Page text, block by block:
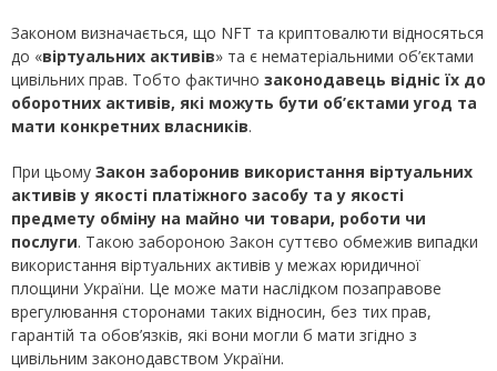
Законом визначається, що NFT та криптовалюти відносяться
до «віртуальних активів» та є нематеріальними об’єктами
цивільних прав. Тобто фактично законодавець відніс їх до
оборотних активів, які можуть бути об’єктами угод та
мати конкретних власників.
При цьому Закон заборонив використання віртуальних
активів у якості платіжного засобу та у якості
предмету обміну на майно чи товари, роботи чи
послуги. Такою забороною Закон суттєво обмежив випадки
використання віртуальних активів у межах юридичної
площини України. Це може мати наслідком позаправове
врегулювання сторонами таких відносин, без тих прав,
гарантій та обов’язків, які вони могли б мати згідно з
цивільним законодавством України.